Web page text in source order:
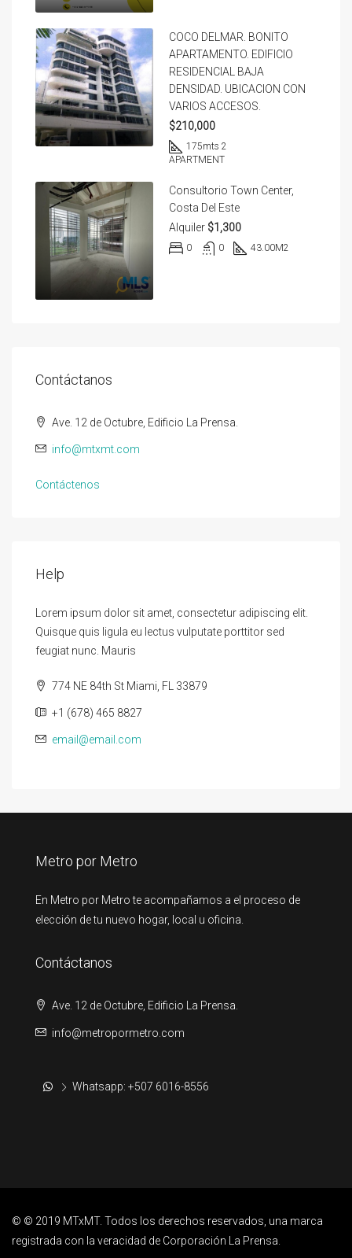
COCO DELMAR. BONITO
APARTAMENTO. EDIFICIO
RESIDENCIAL BAJA
DENSIDAD. UBICACION CON
VARIOS ACCESOS.
$210,000
175mts 2
APARTMENT
Consultorio Town Center,
Costa Del Este
Alquiler $1,300
0 0 43.00M2
Contáctanos
Ave. 12 de Octubre, Edificio La Prensa.
info@mtxmt.com
Contáctenos
Help
Lorem ipsum dolor sit amet, consectetur adipiscing elit.
Quisque quis ligula eu lectus vulputate porttitor sed
feugiat nunc. Mauris
774 NE 84th St Miami, FL 33879
+1 (678) 465 8827
email@email.com
Metro por Metro
En Metro por Metro te acompañamos a el proceso de
elección de tu nuevo hogar, local u oficina.
Contáctanos
Ave. 12 de Octubre, Edificio La Prensa.
info@metropormetro.com
Whatsapp: +507 6016-8556
© © 2019 MTxMT. Todos los derechos reservados, una marca
registrada con la veracidad de Corporación La Prensa.